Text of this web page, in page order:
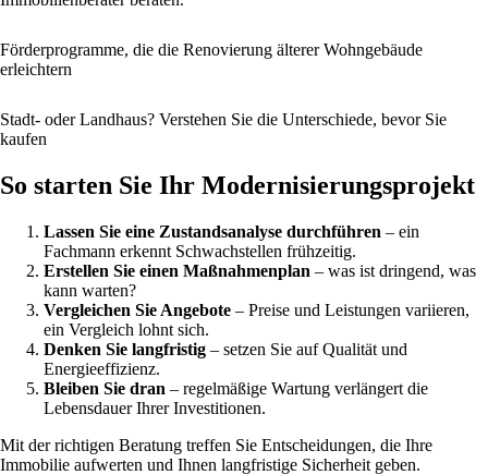
Förderprogramme, die die Renovierung älterer Wohngebäude
erleichtern
Stadt- oder Landhaus? Verstehen Sie die Unterschiede, bevor Sie
kaufen
So starten Sie Ihr Modernisierungsprojekt
Lassen Sie eine Zustandsanalyse durchführen – ein
Fachmann erkennt Schwachstellen frühzeitig.
Erstellen Sie einen Maßnahmenplan – was ist dringend, was
kann warten?
Vergleichen Sie Angebote – Preise und Leistungen variieren,
ein Vergleich lohnt sich.
Denken Sie langfristig – setzen Sie auf Qualität und
Energieeffizienz.
Bleiben Sie dran – regelmäßige Wartung verlängert die
Lebensdauer Ihrer Investitionen.
Mit der richtigen Beratung treffen Sie Entscheidungen, die Ihre
Immobilie aufwerten und Ihnen langfristige Sicherheit geben.